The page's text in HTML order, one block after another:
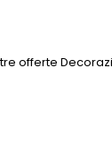
offerte